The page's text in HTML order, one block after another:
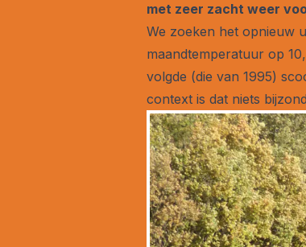
met zeer zacht weer
We zoeken het opnieuw
maandtemperatuur op
volgde (die van 1995)
context is dat niets